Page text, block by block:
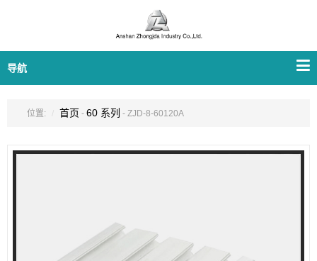
导航
位置: 首页 - 60 系列 - ZJD-8-60120A